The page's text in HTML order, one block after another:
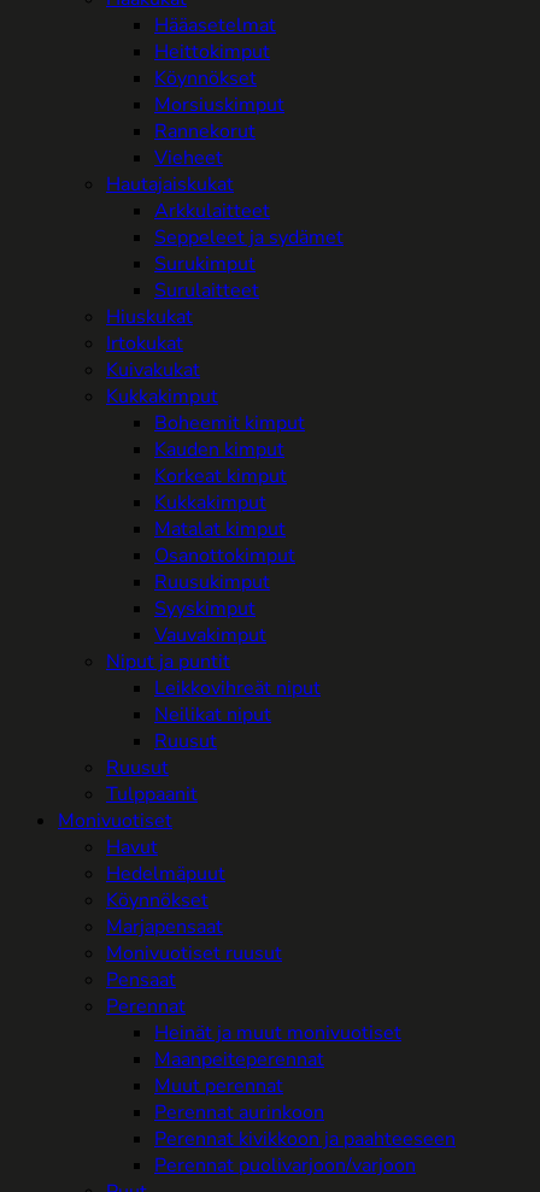
Hääasetelmat
Heittokimput
Köynnökset
Morsiuskimput
Rannekorut
Vieheet
Hautajaiskukat
Arkkulaitteet
Seppeleet ja sydämet
Surukimput
Surulaitteet
Hiuskukat
Irtokukat
Kuivakukat
Kukkakimput
Boheemit kimput
Kauden kimput
Korkeat kimput
Kukkakimput
Matalat kimput
Osanottokimput
Ruusukimput
Syyskimput
Vauvakimput
Niput ja puntit
Leikkovihreät niput
Neilikat niput
Ruusut
Ruusut
Tulppaanit
Monivuotiset
Havut
Hedelmäpuut
Köynnökset
Marjapensaat
Monivuotiset ruusut
Pensaat
Perennat
Heinät ja muut monivuotiset
Maanpeiteperennat
Muut perennat
Perennat aurinkoon
Perennat kivikkoon ja paahteeseen
Perennat puolivarjoon/varjoon